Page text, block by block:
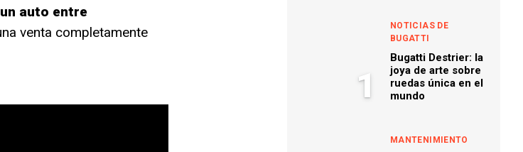
auto entre
venta completamente
1
NOTICIAS DE
BUGATTI
Bugatti Destrier: la
joya de arte sobre
ruedas única en el
mundo
MANTENIMIENTO